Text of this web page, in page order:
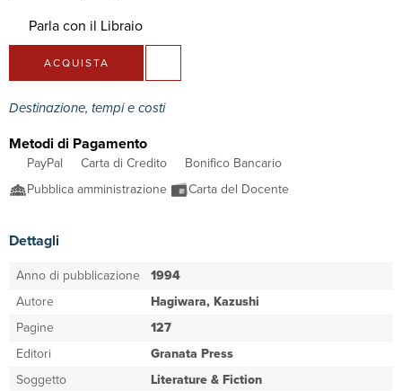
Parla con il Libraio
ACQUISTA
Destinazione, tempi e costi
Metodi di Pagamento
PayPal Carta di Credito
Bonifico Bancario
Pubblica amministrazione
Carta del Docente
Dettagli
Anno di pubblicazione 1994
Autore
Hagiwara, Kazushi
Pagine
127
Editori
Granata Press
Soggetto
Literature & Fiction